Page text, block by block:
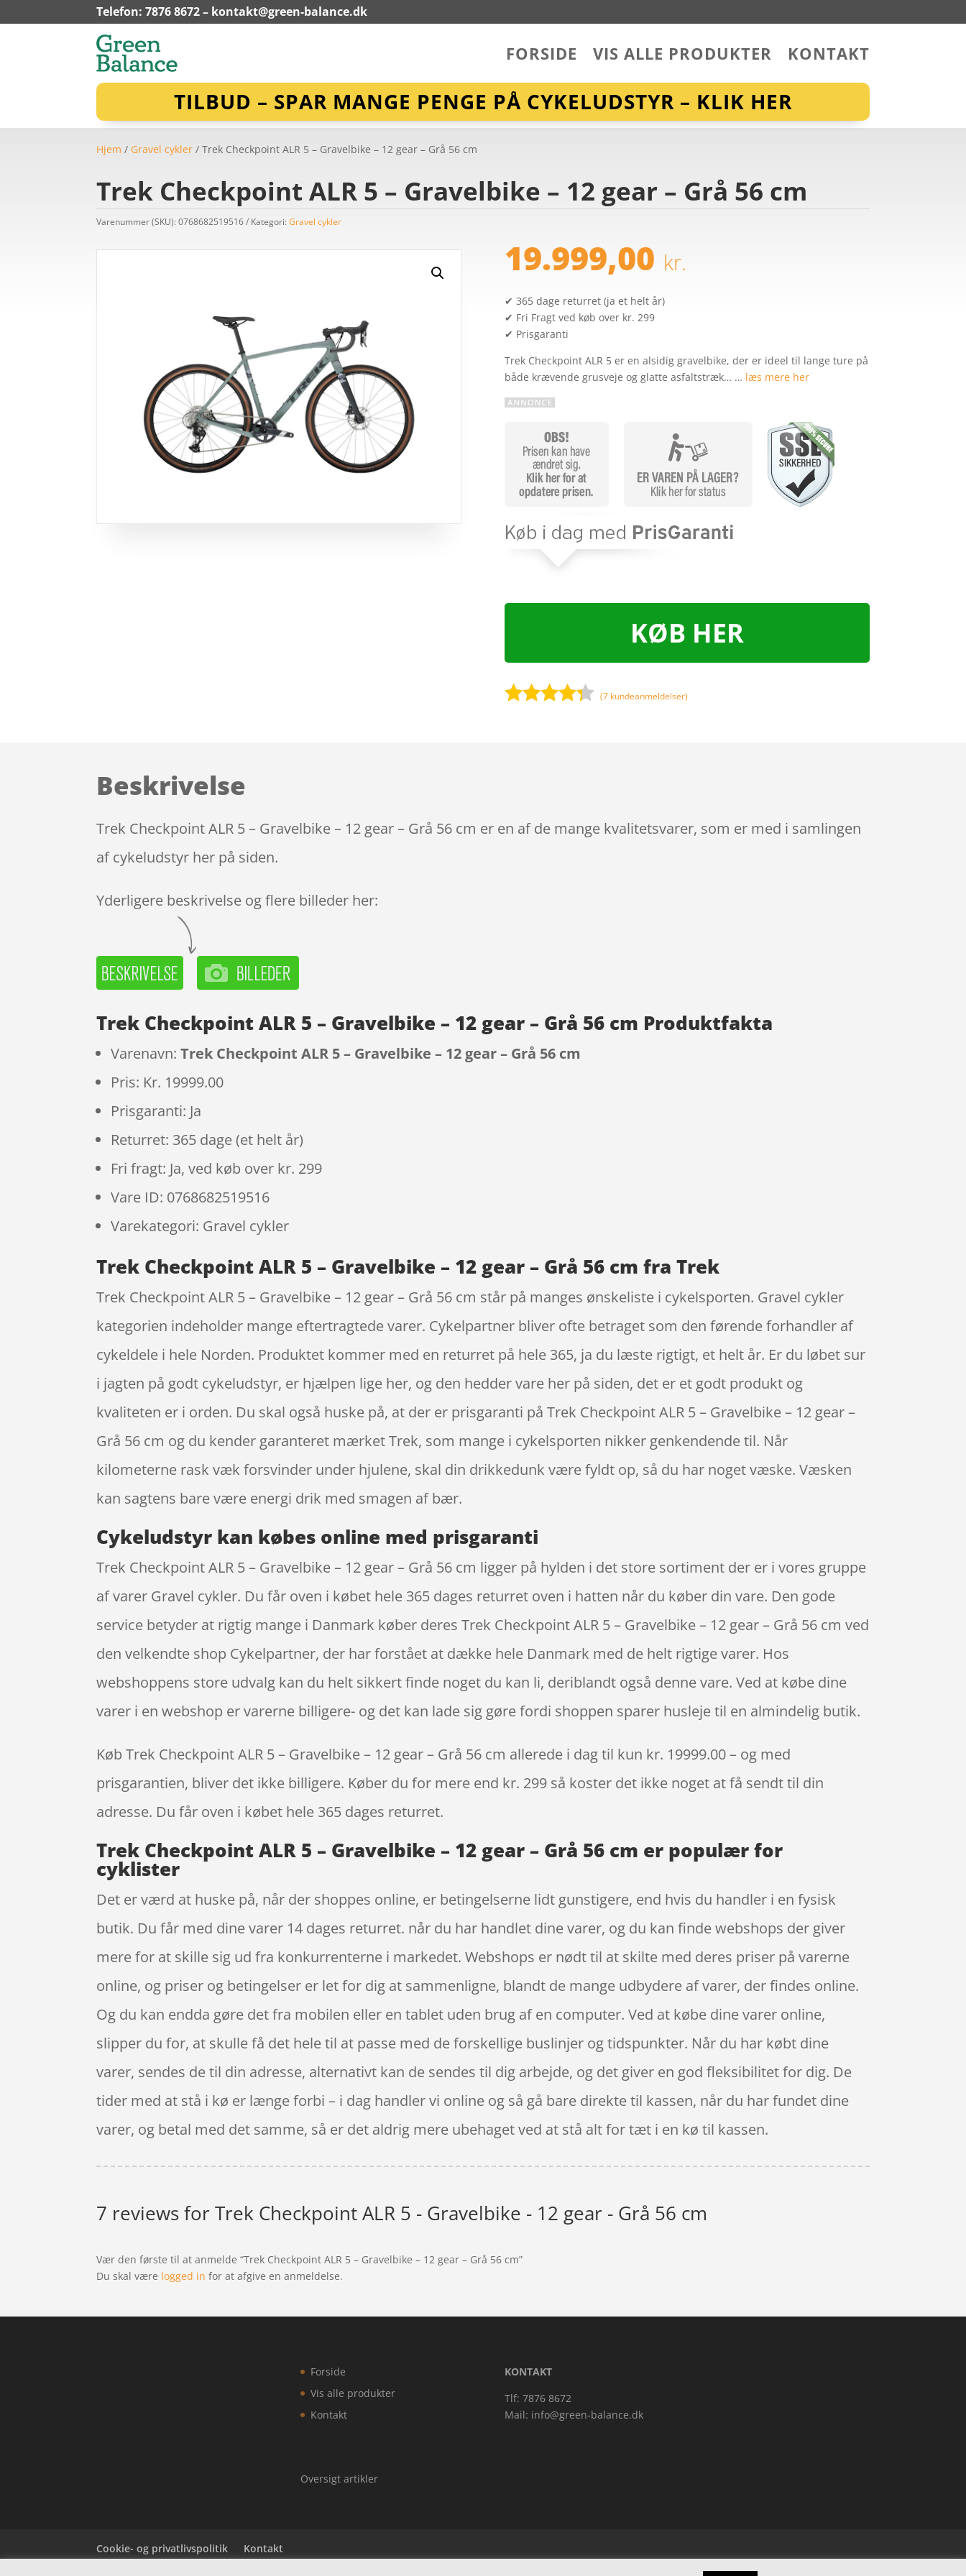
Telefon: 7876 8672 – kontakt@green-balance.dk
FORSIDE VIS ALLE PRODUKTER KONTAKT
TILBUD – SPAR MANGE PENGE PÅ CYKELUDSTYR – KLIK HER
Hjem / Gravel cykler / Trek Checkpoint ALR 5 – Gravelbike – 12 gear – Grå 56 cm
Trek Checkpoint ALR 5 – Gravelbike – 12 gear – Grå 56 cm
Varenummer (SKU):0768682519516 Kategori:Gravel cykler
19.999,00 kr.
✔ 365 dage returret (ja et helt år)
✔ Fri Fragt ved køb over kr. 299
✔ Prisgaranti
Trek Checkpoint ALR 5 er en alsidig gravelbike, der er ideel til lange ture på
både krævende grusveje og glatte asfaltstræk… … læs mere her
KØB HER
mmelser
(7 kundeanmeldelser)
Beskrivelse
Trek Checkpoint ALR 5 – Gravelbike – 12 gear – Grå 56 cm er en af de mange kvalitetsvarer, som er med i samlingen
af cykeludstyr her på siden.
Yderligere beskrivelse og flere billeder her:
Trek Checkpoint ALR 5 – Gravelbike – 12 gear – Grå 56 cm Produktfakta
Varenavn:Trek Checkpoint ALR 5 – Gravelbike – 12 gear – Grå 56 cm
Pris: Kr. 19999.00
Prisgaranti: Ja
Returret: 365 dage (et helt år)
Fri fragt: Ja, ved køb over kr. 299
Vare ID: 0768682519516
Varekategori: Gravel cykler
Trek Checkpoint ALR 5 – Gravelbike – 12 gear – Grå 56 cm fra Trek
Trek Checkpoint ALR 5 – Gravelbike – 12 gear – Grå 56 cm står på manges ønskeliste i cykelsporten. Gravel cykler
kategorien indeholder mange eftertragtede varer. Cykelpartner bliver ofte betraget som den førende forhandler af
cykeldele i hele Norden. Produktet kommer med en returret på hele 365, ja du læste rigtigt, et helt år. Er du løbet sur
i jagten på godt cykeludstyr, er hjælpen lige her, og den hedder vare her på siden, det er et godt produkt og
kvaliteten er i orden. Du skal også huske på, at der er prisgaranti på Trek Checkpoint ALR 5 – Gravelbike – 12 gear –
Grå 56 cm og du kender garanteret mærket Trek, som mange i cykelsporten nikker genkendende til. Når
kilometerne rask væk forsvinder under hjulene, skal din drikkedunk være fyldt op, så du har noget væske. Væsken
kan sagtens bare være energi drik med smagen af bær.
Cykeludstyr kan købes online med prisgaranti
Trek Checkpoint ALR 5 – Gravelbike – 12 gear – Grå 56 cm ligger på hylden i det store sortiment der er i vores gruppe
af varer Gravel cykler. Du får oven i købet hele 365 dages returret oven i hatten når du køber din vare. Den gode
service betyder at rigtig mange i Danmark køber deres Trek Checkpoint ALR 5 – Gravelbike – 12 gear – Grå 56 cm ved
den velkendte shop Cykelpartner, der har forstået at dække hele Danmark med de helt rigtige varer. Hos
webshoppens store udvalg kan du helt sikkert finde noget du kan li, deriblandt også denne vare. Ved at købe dine
varer i en webshop er varerne billigere- og det kan lade sig gøre fordi shoppen sparer husleje til en almindelig butik.
Køb Trek Checkpoint ALR 5 – Gravelbike – 12 gear – Grå 56 cm allerede i dag til kun kr. 19999.00 – og med
prisgarantien, bliver det ikke billigere. Køber du for mere end kr. 299 så koster det ikke noget at få sendt til din
adresse. Du får oven i købet hele 365 dages returret.
Trek Checkpoint ALR 5 – Gravelbike – 12 gear – Grå 56 cm er populær for
cyklister
Det er værd at huske på, når der shoppes online, er betingelserne lidt gunstigere, end hvis du handler i en fysisk
butik. Du får med dine varer 14 dages returret. når du har handlet dine varer, og du kan finde webshops der giver
mere for at skille sig ud fra konkurrenterne i markedet. Webshops er nødt til at skilte med deres priser på varerne
online, og priser og betingelser er let for dig at sammenligne, blandt de mange udbydere af varer, der findes online.
Og du kan endda gøre det fra mobilen eller en tablet uden brug af en computer. Ved at købe dine varer online,
slipper du for, at skulle få det hele til at passe med de forskellige buslinjer og tidspunkter. Når du har købt dine
varer, sendes de til din adresse, alternativt kan de sendes til dig arbejde, og det giver en god fleksibilitet for dig. De
tider med at stå i kø er længe forbi – i dag handler vi online og så gå bare direkte til kassen, når du har fundet dine
varer, og betal med det samme, så er det aldrig mere ubehaget ved at stå alt for tæt i en kø til kassen.
7 reviews forTrek Checkpoint ALR 5 - Gravelbike - 12 gear - Grå 56 cm
Vær den første til at anmelde “Trek Checkpoint ALR 5 – Gravelbike – 12 gear – Grå 56 cm”
Du skal være logged in for at afgive en anmeldelse.
Forside
Vis alle produkter
Kontakt
Oversigt artikler
KONTAKT
Tlf: 7876 8672
Mail: info@green-balance.dk
Cookie- og privatlivspolitik Kontakt